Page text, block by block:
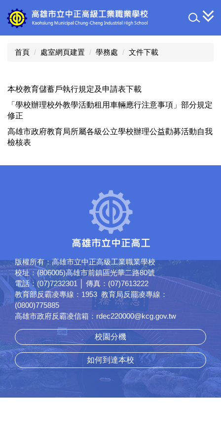
到
主
首頁 處室網頁建置 學務處 文件下載
本校教育儲蓄戶執行規定及申請表下載
「學校辦理校外教學活動租用車輛應行注意事項」部分規定
修正
高雄市政府教育局所屬各級公立學校辦理公益勸募活動自我
檢核表
版權所有：高雄市立中正高級工業職業學校
校址：(806005)高雄市前鎮區光華二路80號
電話：(07)7232301 │ 傳真：(07)7613222
教育部反霸凌專線：1953 教育局反罷凌專線：
(0800)775885
高雄市政府反霸凌信箱：rdec220000@kcg.gov.tw
校園分機
如何到達本校